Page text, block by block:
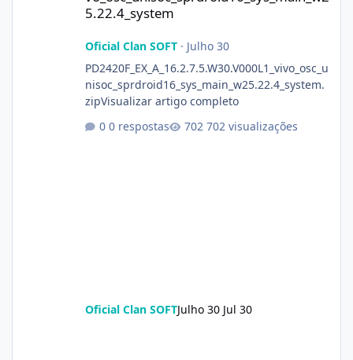
5.22.4_system
Oficial Clan SOFT· Julho 30
PD2420F_EX_A_16.2.7.5.W30.V000L1_vivo_osc_u
nisoc_sprdroid16_sys_main_w25.22.4_system.
zipVisualizar artigo completo
0 respostas
702 visualizações
Oficial Clan SOFTJulho 30 Jul 30